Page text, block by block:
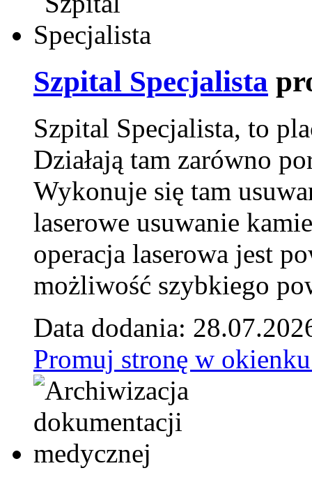
Szpital Specjalista
Szpital Specjalista, to
Działają tam zarówno
Wykonuje się tam
laserowe usuwanie
operacja laserowa jest
możliwość szybkiego
Data dodania:
Promuj stronę w